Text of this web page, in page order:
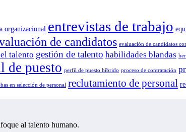
organizacional entrevistas de trabajo
de candidatos evaluación de candidatos
talento gestión de talento habilidades blandas
de puesto perfil de puesto híbrido proceso de contratación
en selección de personal reclutamiento de personal
al talento humano.